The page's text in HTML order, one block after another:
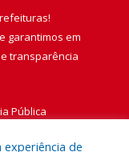
!
garantimos em
transparência
Pública
de